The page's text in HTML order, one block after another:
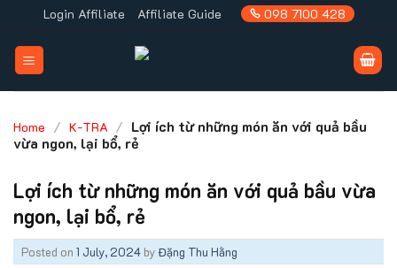
to
content
Login Affiliate Affiliate Guide 098 7100 428
Home / K-TRA / Lợi ích từ những món ăn với quả bầu
vừa ngon, lại bổ, rẻ
Lợi ích từ những món ăn với quả bầu vừa
ngon, lại bổ, rẻ
Posted on 1 July, 2024 byĐặng Thu Hằng